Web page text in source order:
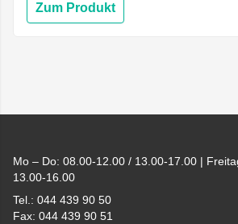
Zum Produkt
Mo – Do: 08.00-12.00 / 13.00-17.00 |
13.00-16.00
Tel.: 044 439 90 50
Fax: 044 439 90 51